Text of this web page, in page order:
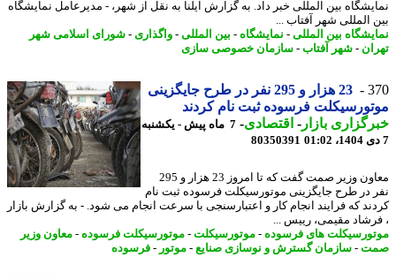
بین المللی خبر داد. به گزارش ایلنا به نقل از شهر، - مدیرعامل نمایشگاه
المللی شهر آفتاب ...
بین المللی-نمایشگاه-بین المللی-واگذاری- شورای اسلامی شهر
- شهر آفتاب-سازمان خصوصی سازی
23 هزار و 295 نفر در طرح جایگزینی
فرسوده ثبت نام کردند
بازار- اقتصادی- 7 ماه پیش - یکشنبه
80350391
معاون وزیر صمت گفت که تا امروز 23 هزار و 295
در طرح جایگزینی موتورسیکلت فرسوده ثبت نام
که فرایند انجام کار و اعتبارسنجی با سرعت انجام می شود. - به گزارش بازار
مقیمی، رییس ...
های فرسوده-موتورسیکلت-موتورسیکلت فرسوده-معاون وزیر
-سازمان گسترش و نوسازی صنایع-موتور-فرسوده